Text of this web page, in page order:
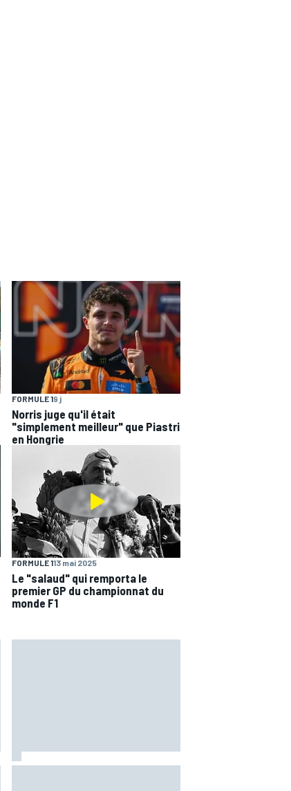
FORMULE 19 j
Norris juge qu'il était
"simplement meilleur" que Piastri
en Hongrie
FORMULE 113 mai 2025
Le "salaud" qui remporta le
premier GP du championnat du
monde F1